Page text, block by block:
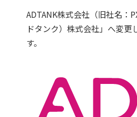
ADTANK株式会社（旧社名：
ドタンク）株式会社」へ変
す。